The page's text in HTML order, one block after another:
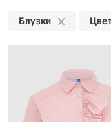
Блузки